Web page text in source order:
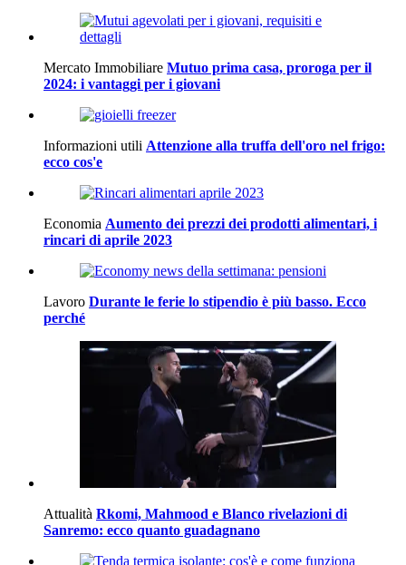
Mercato Immobiliare Mutuo prima casa, proroga per il
2024: i vantaggi per i giovani
Informazioni utili Attenzione alla truffa dell'oro nel frigo:
ecco cos'e
Economia Aumento dei prezzi dei prodotti alimentari, i
rincari di aprile 2023
Lavoro Durante le ferie lo stipendio è più basso. Ecco
perché
Attualità Rkomi, Mahmood e Blanco rivelazioni di
Sanremo: ecco quanto guadagnano